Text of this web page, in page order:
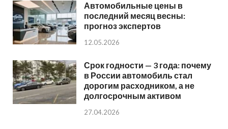
Автомобильные цены в
последний месяц весны:
прогноз экспертов
12.05.2026
Срок годности — 3 года: почему
в России автомобиль стал
дорогим расходником, а не
долгосрочным активом
27.04.2026